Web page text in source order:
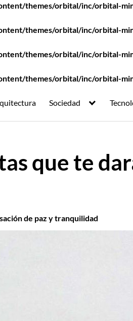
themes/orbital/inc/orbital-
themes/orbital/inc/orbital-
themes/orbital/inc/orbital-
themes/orbital/inc/orbital-
Sociedad
que te
de paz y tranquilidad